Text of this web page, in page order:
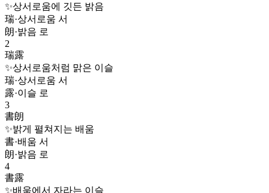
✨상서로움에 깃든 밝음
瑞·상서로움 서
朗·밝음 로
2
瑞露
✨상서로움처럼 맑은 이슬
瑞·상서로움 서
露·이슬 로
3
書朗
✨밝게 펼쳐지는 배움
書·배움 서
朗·밝음 로
4
書露
✨배움에서 자라는 이슬